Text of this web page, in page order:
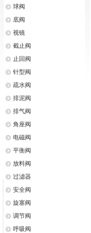
球阀
底阀
视镜
截止阀
止回阀
针型阀
疏水阀
排泥阀
排气阀
角座阀
电磁阀
平衡阀
放料阀
过滤器
安全阀
旋塞阀
调节阀
呼吸阀